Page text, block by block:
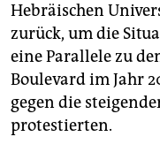
Hebräischen
zurück, um die
eine Parallele zu
Boulevard im Jahr
gegen die
protestierten.